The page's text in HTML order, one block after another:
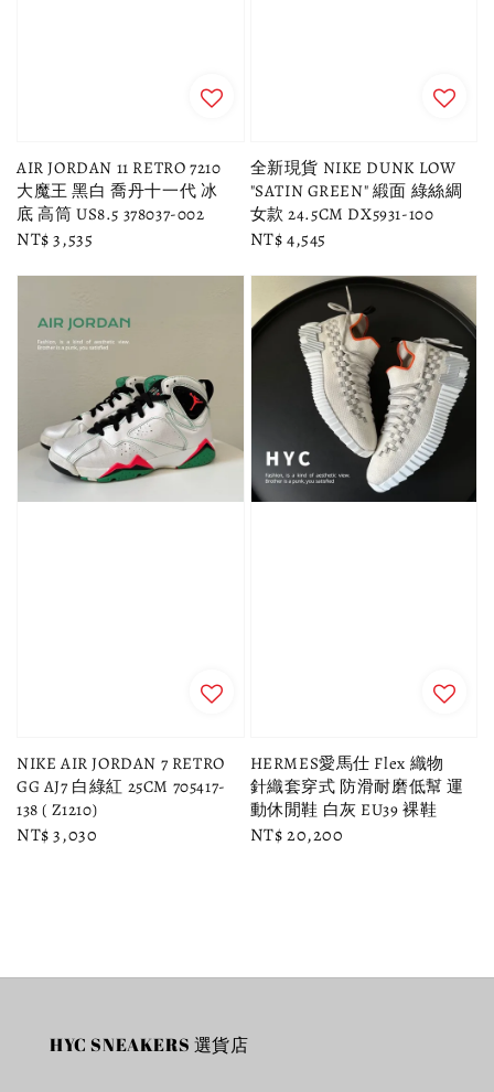
AIR JORDAN 11 RETRO 7210
大魔王 黑白 喬丹十一代 冰
底 高筒 US8.5 378037-002
Regular
NT$ 3,535
全新現貨 NIKE DUNK LOW
"SATIN GREEN" 緞面 綠絲綢
女款 24.5CM DX5931-100
Regular
NT$ 4,545
NIKE AIR JORDAN 7 RETRO
GG AJ7 白綠紅 25CM 705417-
138 ( Z1210)
Regular
NT$ 3,030
HERMES愛馬仕 Flex 織物
針織套穿式 防滑耐磨低幫 運
動休閒鞋 白灰 EU39 裸鞋
Regular
NT$ 20,200
HYC SNEAKERS 選貨店